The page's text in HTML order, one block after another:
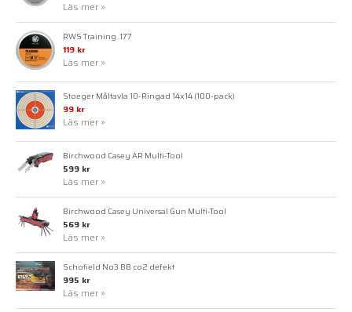
Läs mer »
RWS Training .177
119 kr
Läs mer »
Stoeger Måltavla 10-Ringad 14x14 (100-pack)
99 kr
Läs mer »
Birchwood Casey AR Multi-Tool
599 kr
Läs mer »
Birchwood Casey Universal Gun Multi-Tool
569 kr
Läs mer »
Schofield No3 BB co2 defekt
995 kr
Läs mer »